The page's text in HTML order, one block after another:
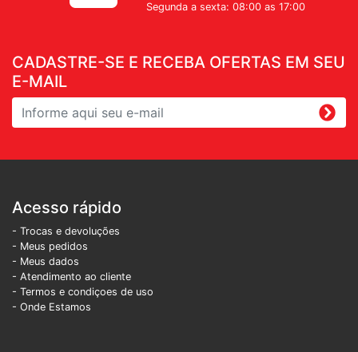
CADASTRE-SE E RECEBA OFERTAS EM SEU
E-MAIL
Segunda a sexta: 08:00 as 17:00
Acesso rápido
- Trocas e devoluções
- Meus pedidos
- Meus dados
- Atendimento ao cliente
- Termos e condiçoes de uso
- Onde Estamos